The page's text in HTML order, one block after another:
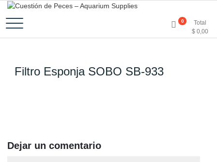
Cuestión de Peces –
Aquarium Supplies
0
Total
$ 0,00
Filtro Esponja SOBO SB-933
Dejar un comentario